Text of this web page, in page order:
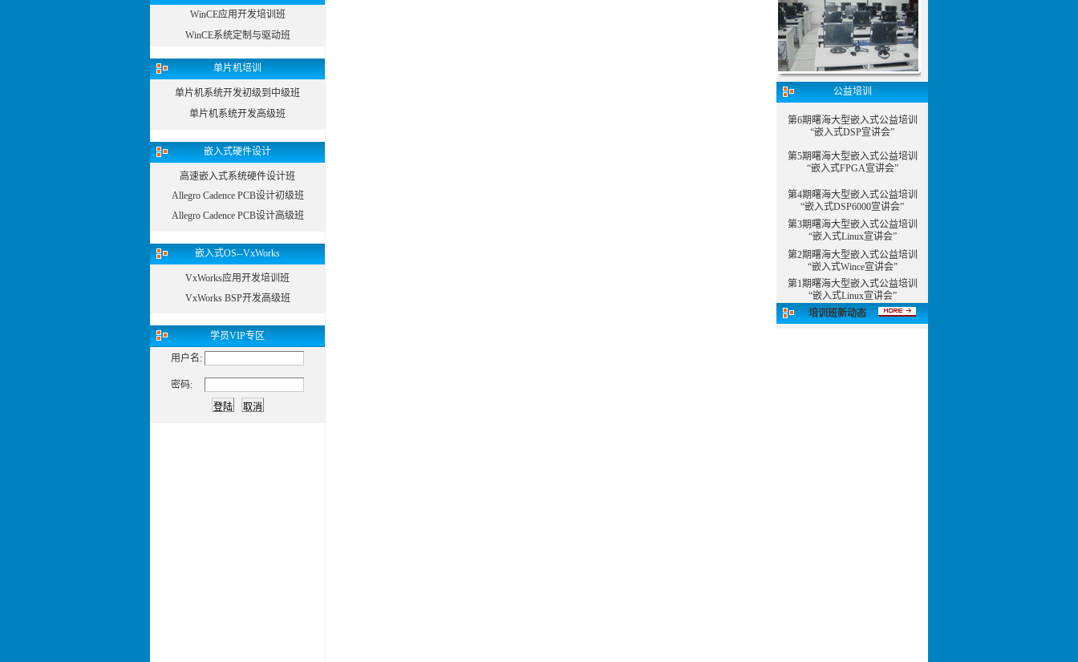
WinCE应用开发培训班
WinCE系统定制与驱动班
单片机培训
单片机系统开发初级到中级班
单片机系统开发高级班
嵌入式硬件设计
高速嵌入式系统硬件设计班
Allegro Cadence PCB设计初级班
Allegro Cadence PCB设计高级班
嵌入式OS--VxWorks
VxWorks应用开发培训班
VxWorks BSP开发高级班
学员VIP专区
用户名:
密码:
公益培训
第6期曙海大型嵌入式公益培训
“嵌入式DSP宣讲会”
第5期曙海大型嵌入式公益培训
“嵌入式FPGA宣讲会”
第4期曙海大型嵌入式公益培训
“嵌入式DSP6000宣讲会”
第3期曙海大型嵌入式公益培训
“嵌入式Linux宣讲会”
第2期曙海大型嵌入式公益培训
“嵌入式Wince宣讲会”
第1期曙海大型嵌入式公益培训
“嵌入式Linux宣讲会”
培训班新动态